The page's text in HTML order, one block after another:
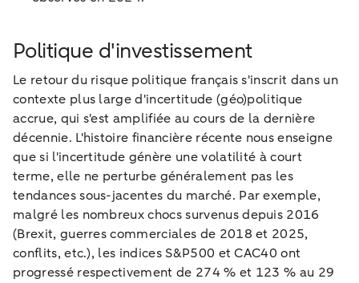
Politique d'investissement
Le retour du risque politique français s'inscrit dans un
contexte plus large d'incertitude (géo)politique
accrue, qui s'est amplifiée au cours de la dernière
décennie. L'histoire financière récente nous enseigne
que si l'incertitude génère une volatilité à court
terme, elle ne perturbe généralement pas les
tendances sous-jacentes du marché. Par exemple,
malgré les nombreux chocs survenus depuis 2016
(Brexit, guerres commerciales de 2018 et 2025,
conflits, etc.), les indices S&P500 et CAC40 ont
progressé respectivement de 274 % et 123 % au 29